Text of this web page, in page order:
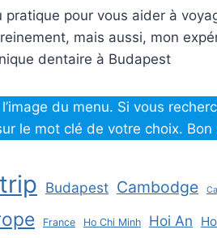
pratique pour vous aider à
mais aussi, mon
dentaire à Budapest
du menu. Si vous
le mot clé de votre choix. Bon
Budapest Cambodge
France Ho Chi Minh Hoi An